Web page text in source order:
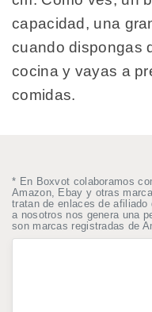
capacidad, una
cuando dispongas
cocina y vayas a
comidas.
* En Boxvot colaboramos
Amazon, Ebay y otras
tratan de enlaces de
a nosotros nos genera una
son marcas registradas de